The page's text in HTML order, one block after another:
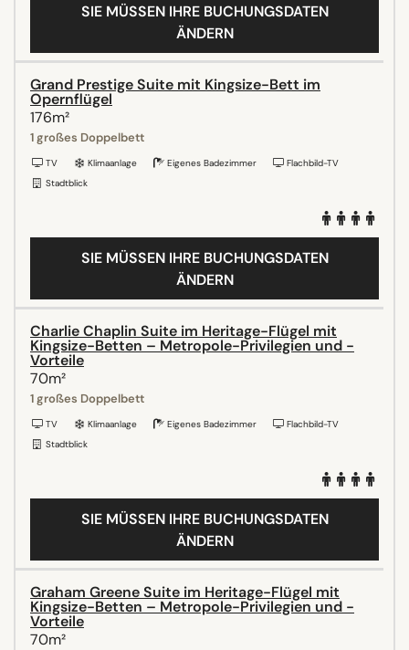
SIE MÜSSEN IHRE BUCHUNGSDATEN
ÄNDERN
Grand Prestige Suite mit Kingsize-Bett im
Opernflügel
176m²
1 großes Doppelbett
TV Klimaanlage Eigenes Badezimmer
Flachbild-TV
Stadtblick
SIE MÜSSEN IHRE BUCHUNGSDATEN
ÄNDERN
Charlie Chaplin Suite im Heritage-Flügel mit
Kingsize-Betten – Metropole-Privilegien und -
Vorteile
70m²
1 großes Doppelbett
TV Klimaanlage Eigenes Badezimmer
Flachbild-TV
Stadtblick
SIE MÜSSEN IHRE BUCHUNGSDATEN
ÄNDERN
Graham Greene Suite im Heritage-Flügel mit
Kingsize-Betten – Metropole-Privilegien und -
Vorteile
70m²